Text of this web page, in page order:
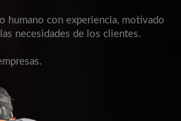
humano con experiencia, motivado
necesidades de los clientes.